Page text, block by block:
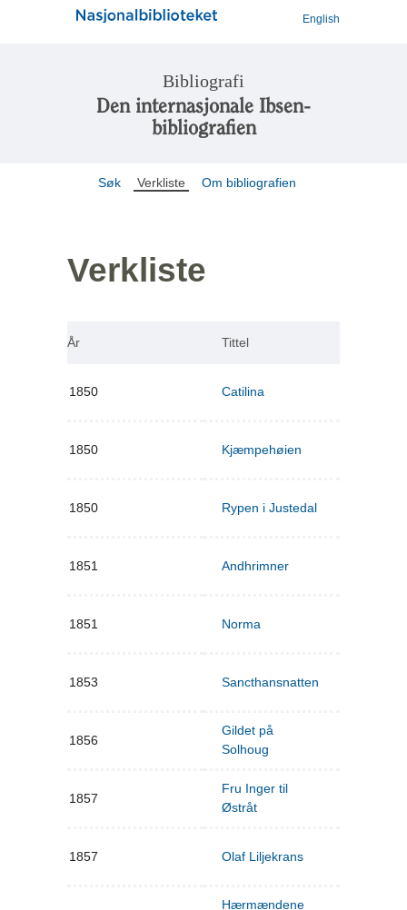
English
Bibliografi
Den internasjonale Ibsen-
bibliografien
Søk Verkliste Om bibliografien
Verkliste
År Tittel
1850 Catilina
1850 Kjæmpehøien
1850 Rypen i Justedal
1851 Andhrimner
1851 Norma
1853 Sancthansnatten
1856
Gildet på
Solhoug
1857
Fru Inger til
Østråt
1857 Olaf Liljekrans
Hærmændene